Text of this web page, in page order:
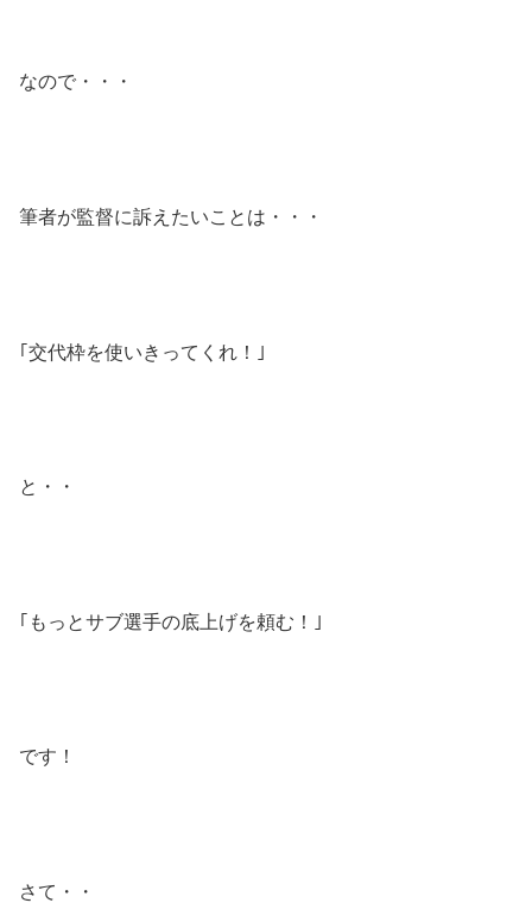
なので・・・
筆者が監督に訴えたいことは・・・
｢交代枠を使いきってくれ！｣
と・・
｢もっとサブ選手の底上げを頼む！｣
です！
さて・・